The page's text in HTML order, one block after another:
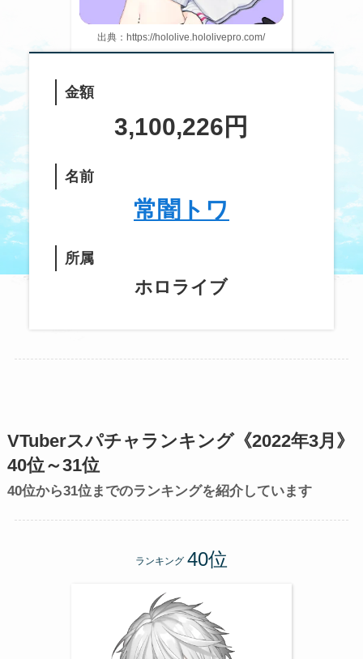
出典：https://hololive.hololivepro.com/
金額
3,100,226円
名前
常闇トワ
所属
ホロライブ
VTuberスパチャランキング《2022年3月》
40位～31位
40位から31位までのランキングを紹介しています
ランキング